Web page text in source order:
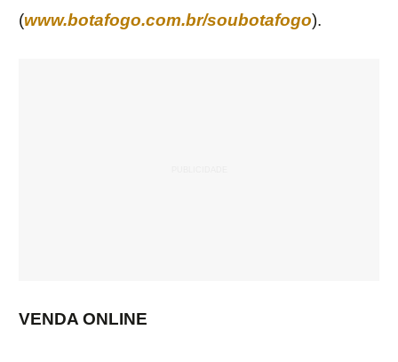
(www.botafogo.com.br/soubotafogo).
VENDA ONLINE